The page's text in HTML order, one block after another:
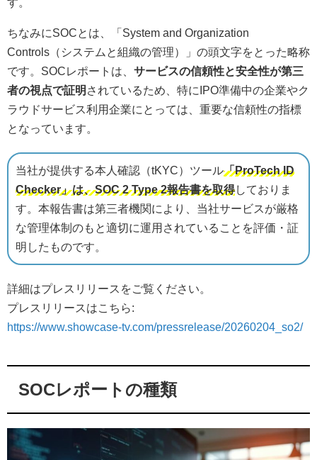
す。
ちなみにSOCとは、「System and Organization
Controls（システムと組織の管理）」の頭文字をとった略称
です。SOCレポートは、 サービスの信頼性と安全性が第三
者の視点で証明 されているため、特にIPO準備中の企業やク
ラウドサービス利用企業にとっては、重要な信頼性の指標
となっています。
当社が提供する本人確認（tKYC）ツール「ProTech ID
Checker」は、SOC 2 Type 2報告書を取得しておりま
す。本報告書は第三者機関により、当社サービスが厳格
な管理体制のもと適切に運用されていることを評価・証
明したものです。
詳細はプレスリリースをご覧ください。
プレスリリースはこちら:
https://www.showcase-tv.com/pressrelease/20260204_so2/
SOCレポートの種類